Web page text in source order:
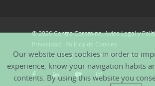
© 2026 Centro Coromina.Aviso Legal y
Privacidad
Política de Cookies
—Desarrollo y Diseño Web WordPress
Our website uses cookies in order to
experience, know your navigation habits
contents. By using this website you